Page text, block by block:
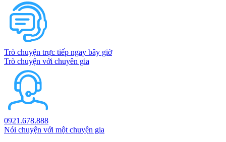
Trò chuyện trực tiếp ngay bây giờ
Trò chuyện với chuyên gia
0921.678.888
Nói chuyện với một chuyện gia